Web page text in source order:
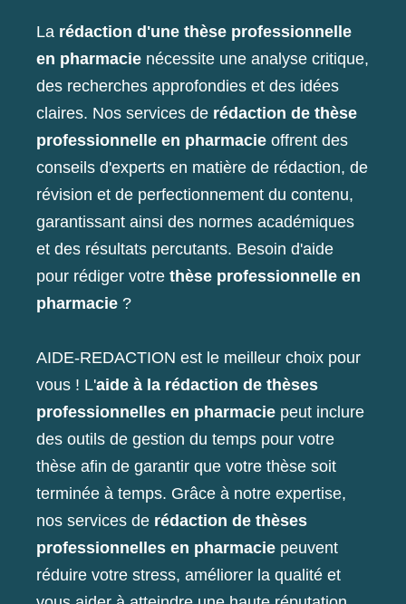
La rédaction d'une thèse professionnelle
en pharmacie nécessite une analyse critique,
des recherches approfondies et des idées
claires. Nos services de rédaction de thèse
professionnelle en pharmacie offrent des
conseils d'experts en matière de rédaction, de
révision et de perfectionnement du contenu,
garantissant ainsi des normes académiques
et des résultats percutants. Besoin d'aide
pour rédiger votre thèse professionnelle en
pharmacie ?
AIDE-REDACTION est le meilleur choix pour
vous ! L'aide à la rédaction de thèses
professionnelles en pharmacie peut inclure
des outils de gestion du temps pour votre
thèse afin de garantir que votre thèse soit
terminée à temps. Grâce à notre expertise,
nos services de rédaction de thèses
professionnelles en pharmacie peuvent
réduire votre stress, améliorer la qualité et